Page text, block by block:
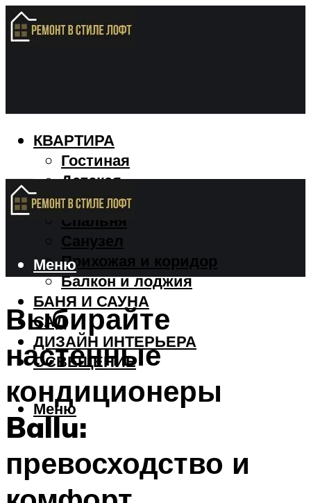
КВАРТИРА
Гостиная
Детская
Кухня
Спальня
Санузел
Прихожая и коридор
Балкон и лоджия
БАНЯ И САУНА
САД
ДИЗАЙН ИНТЕРЬЕРА
ОСВЕЩЕНИЕ
Меню
Меню
Выбирайте
настенные
кондиционеры
Ballu:
превосходство и